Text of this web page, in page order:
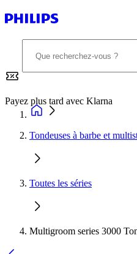
Payez plus tard avec Klarna
Tondeuses à barbe et
Toutes les séries
Multigroom series 3000